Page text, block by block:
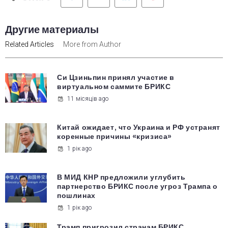
Другие материалы
Related Articles More from Author
Си Цзиньпин принял участие в
виртуальном саммите БРИКС
11 місяців ago
Китай ожидает, что Украина и РФ устранят
коренные причины «кризиса»
1 рік ago
В МИД КНР предложили углубить
партнерство БРИКС после угроз Трампа о
пошлинах
1 рік ago